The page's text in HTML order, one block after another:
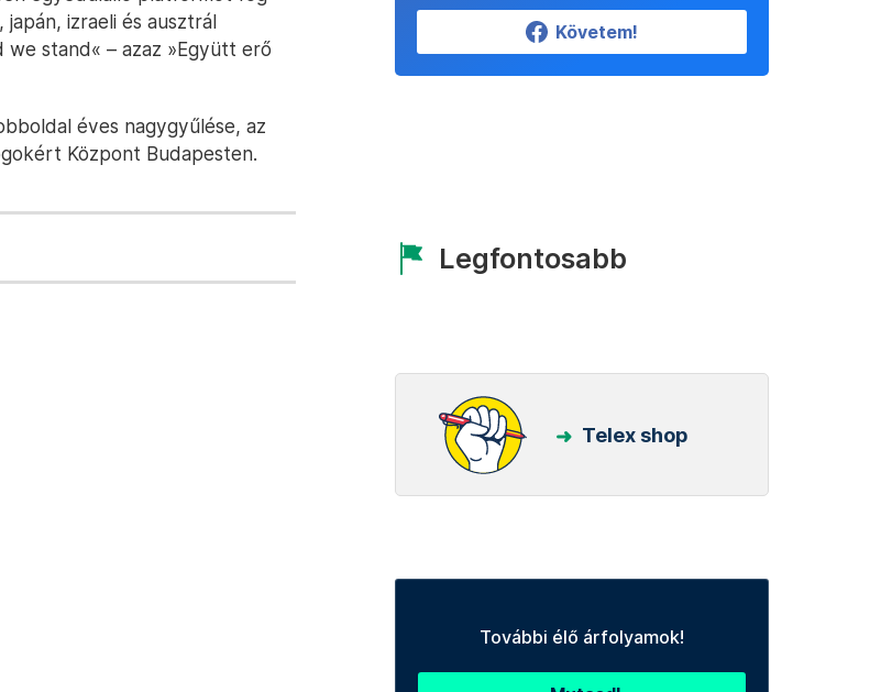
izraeli és ausztrál
we stand« – azaz »Együtt erő
éves nagygyűlése, az
Központ Budapesten.
Követem!
Legfontosabb
Telex shop
További élő árfolyamok!